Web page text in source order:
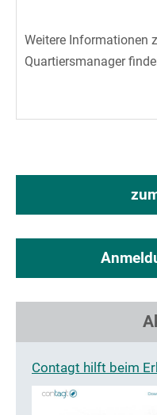
Weitere Informationen
Quartiersmanager
Contagt hilft beim